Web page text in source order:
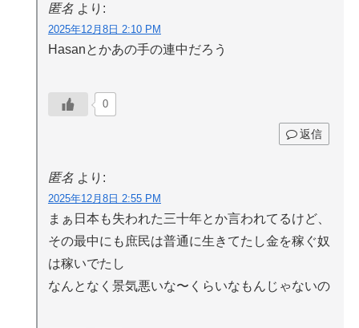
匿名 より:
2025年12月8日 2:10 PM
Hasanとかあの手の連中だろう
0
返信
匿名 より:
2025年12月8日 2:55 PM
まぁ日本も失われた三十年とか言われてるけど、
その最中にも庶民は普通に生きてたし金を稼ぐ奴
は稼いでたし
なんとなく景気悪いな〜くらいなもんじゃないの